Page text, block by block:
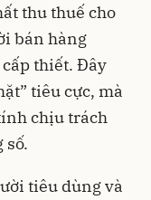
thu thuế cho
bán hàng
thiết. Đây
tiêu cực, mà
chịu trách
số.
tiêu dùng và